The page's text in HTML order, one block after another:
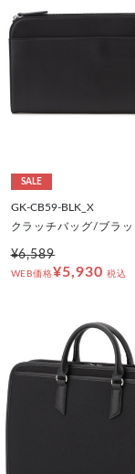
SALE
GK-CB59-BLK_X
クラッチバッグ/ブラッ
¥6,589
WEB価格¥5,930 税込